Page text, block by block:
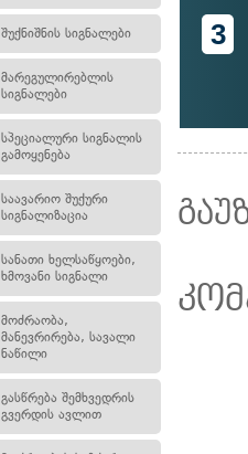
შუქნიშნის სიგნალები
მარეგულირებლის
სიგნალები
სპეციალური სიგნალის
გამოყენება
საავარიო შუქური
სიგნალიზაცია
სანათი ხელსაწყოები,
ხმოვანი სიგნალი
მოძრაობა,
მანევრირება, სავალი
ნაწილი
გასწრება შემხვედრის
გვერდის ავლით
3